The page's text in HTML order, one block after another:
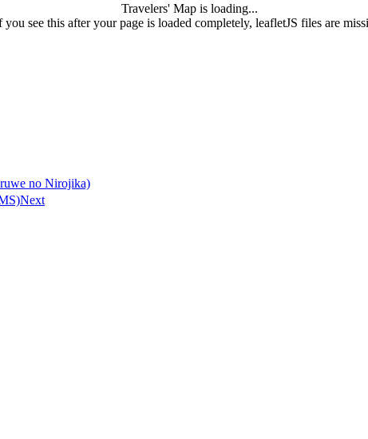
Travelers' Map is loading...
you see this after your page is loaded completely, leafletJS files are
no Nirojika)
Next